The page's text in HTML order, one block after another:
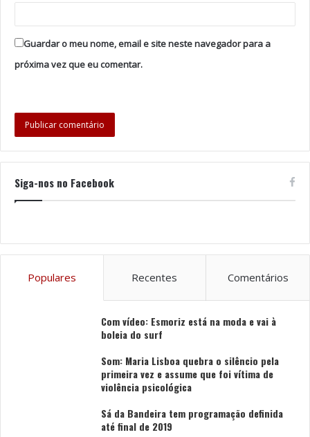
Guardar o meu nome, email e site neste navegador para a
próxima vez que eu comentar.
Siga-nos no Facebook
Populares Recentes Comentários
Com vídeo: Esmoriz está na moda e vai à
boleia do surf
Som: Maria Lisboa quebra o silêncio pela
primeira vez e assume que foi vítima de
violência psicológica
Sá da Bandeira tem programação definida
até final de 2019